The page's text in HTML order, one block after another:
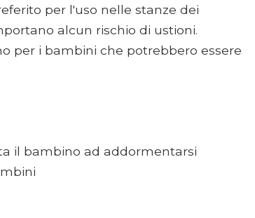
per l'uso nelle stanze dei
alcun rischio di ustioni.
per i bambini che potrebbero essere
il bambino ad addormentarsi